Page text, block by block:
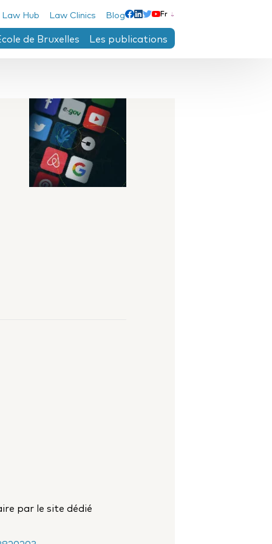
Hub Law Clinics BlogFacebook
Linkedin
Twitter
Youtube
Fr
de Bruxelles Les publications
par le site dédié